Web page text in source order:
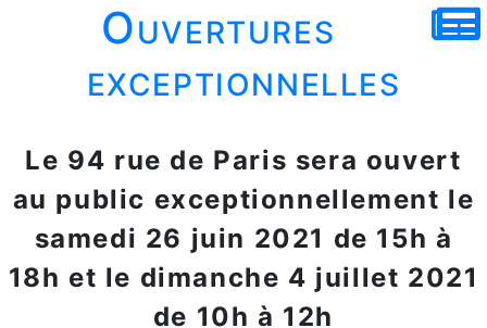
Ouvertures
exceptionnelles
Le 94 rue de Paris sera ouvert
au public exceptionnellement le
samedi 26 juin 2021 de 15h à
18h et le dimanche 4 juillet 2021
de 10h à 12h